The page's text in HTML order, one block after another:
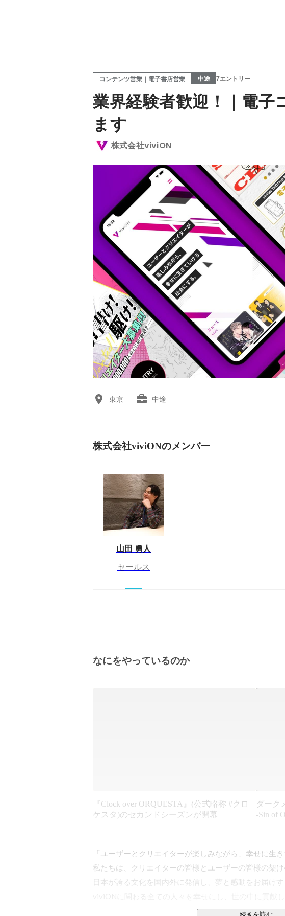
コンテンツ営業｜電子書店営業 中途 7エントリー
業界経験者歓迎！｜電子
ます
株式会社viviON
東京 中途
株式会社viviONのメンバー
山田 勇人
セールス
なにをやっているのか
『Clock over ORQUESTA』(公式略称 #クロ
ケスタ)のセカンドシーズンが開幕
ダーク
-Sin of
「ユーザーとクリエイターが楽しみながら、幸せに生
私たちは、クリエイターの皆様とユーザーの皆様の架け
日本が誇る文化を国内外に発信し、夢と感動をお届けす